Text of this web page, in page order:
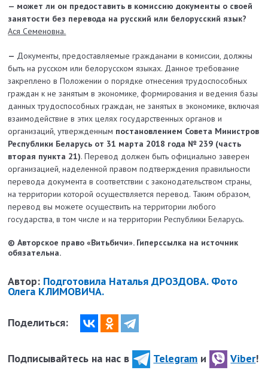
— может ли он предоставить в комиссию документы о своей
занятости без перевода на русский или белорусский язык?
Ася Семеновна.
— Документы, предоставляемые гражданами в комиссии, должны
быть на русском или белорусском языках. Данное требование
закреплено в Положении о порядке отнесения трудоспособных
граждан к не занятым в экономике, формирования и ведения базы
данных трудоспособных граждан, не занятых в экономике, включая
взаимодействие в этих целях государственных органов и
организаций, утвержденным постановлением Совета Министров
Республики Беларусь от 31 марта 2018 года № 239 (часть
вторая пункта 21). Перевод должен быть официально заверен
организацией, наделенной правом подтверждения правильности
перевода документа в соответствии с законодательством страны,
на территории которой осуществляется перевод. Таким образом,
перевод вы можете осуществить на территории любого
государства, в том числе и на территории Республики Беларусь.
© Авторское право «Витьбичи». Гиперссылка на источник
обязательна.
Автор: Подготовила Наталья ДРОЗДОВА. Фото
Олега КЛИМОВИЧА.
Поделиться:
Подписывайтесь на нас в Telegram и Viber!